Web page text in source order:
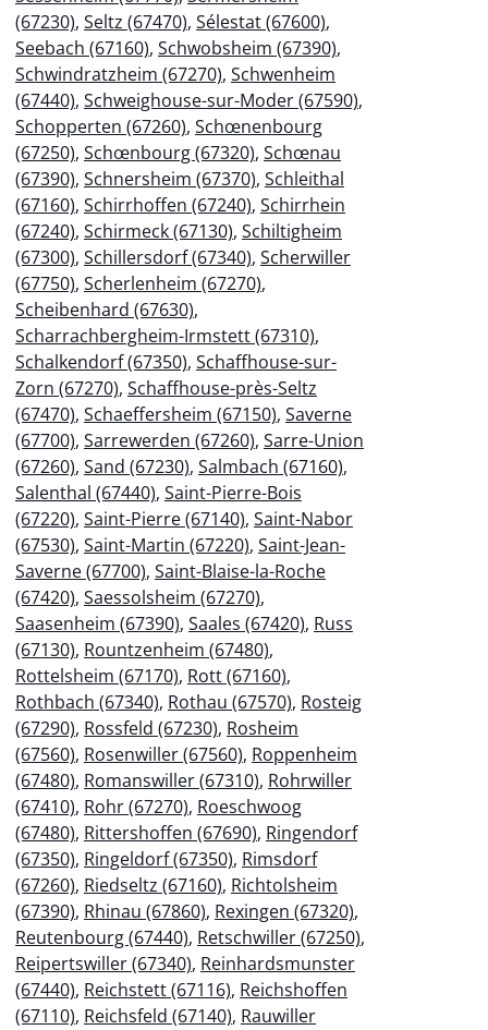
(67230), Seltz (67470), Sélestat (67600),
Seebach (67160), Schwobsheim (67390),
Schwindratzheim (67270), Schwenheim
(67440), Schweighouse-sur-Moder (67590),
Schopperten (67260), Schœnenbourg
(67250), Schœnbourg (67320), Schœnau
(67390), Schnersheim (67370), Schleithal
(67160), Schirrhoffen (67240), Schirrhein
(67240), Schirmeck (67130), Schiltigheim
(67300), Schillersdorf (67340), Scherwiller
(67750), Scherlenheim (67270),
Scheibenhard (67630),
Scharrachbergheim-Irmstett (67310),
Schalkendorf (67350), Schaffhouse-sur-
Zorn (67270), Schaffhouse-près-Seltz
(67470), Schaeffersheim (67150), Saverne
(67700), Sarrewerden (67260), Sarre-Union
(67260), Sand (67230), Salmbach (67160),
Salenthal (67440), Saint-Pierre-Bois
(67220), Saint-Pierre (67140), Saint-Nabor
(67530), Saint-Martin (67220), Saint-Jean-
Saverne (67700), Saint-Blaise-la-Roche
(67420), Saessolsheim (67270),
Saasenheim (67390), Saales (67420), Russ
(67130), Rountzenheim (67480),
Rottelsheim (67170), Rott (67160),
Rothbach (67340), Rothau (67570), Rosteig
(67290), Rossfeld (67230), Rosheim
(67560), Rosenwiller (67560), Roppenheim
(67480), Romanswiller (67310), Rohrwiller
(67410), Rohr (67270), Roeschwoog
(67480), Rittershoffen (67690), Ringendorf
(67350), Ringeldorf (67350), Rimsdorf
(67260), Riedseltz (67160), Richtolsheim
(67390), Rhinau (67860), Rexingen (67320),
Reutenbourg (67440), Retschwiller (67250),
Reipertswiller (67340), Reinhardsmunster
(67440), Reichstett (67116), Reichshoffen
(67110), Reichsfeld (67140), Rauwiller